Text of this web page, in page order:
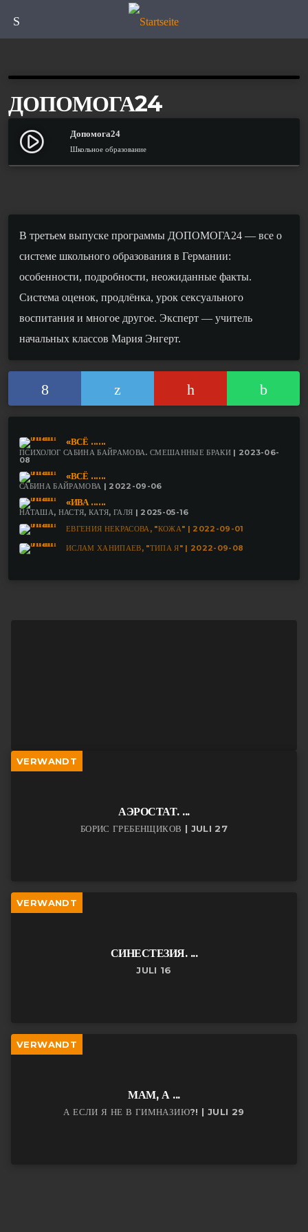
Speisekarte
ДОПОМОГА24
play_circle_filled Допомога24
Школьное образование
В третьем выпуске программы ДОПОМОГА24 — все о
системе школьного образования в Германии:
особенности, подробности, неожиданные факты.
Система оценок, продлёнка, урок сексуального
воспитания и многое другое. Эксперт — учитель
начальных классов Мария Энгерт.
«ВСЁ ......
ПСИХОЛОГ САБИНА БАЙРАМОВА. СМЕШАННЫЕ БРАКИ | 2023-06-
08
«ВСЁ ......
САБИНА БАЙРАМОВА | 2022-09-06
«ИВА ......
НАТАША, НАСТЯ, КАТЯ, ГАЛЯ | 2025-05-16
ЕВГЕНИЯ НЕКРАСОВА, "КОЖА" | 2022-09-01
ИСЛАМ ХАНИПАЕВ, "ТИПА Я" | 2022-09-08
VERWANDT
АЭРОСТАТ. ...
БОРИС ГРЕБЕНЩИКОВ | JULI 27
VERWANDT
СИНЕСТЕЗИЯ. ...
JULI 16
VERWANDT
МАМ, А ...
А ЕСЛИ Я НЕ В ГИМНАЗИЮ?! | JULI 29